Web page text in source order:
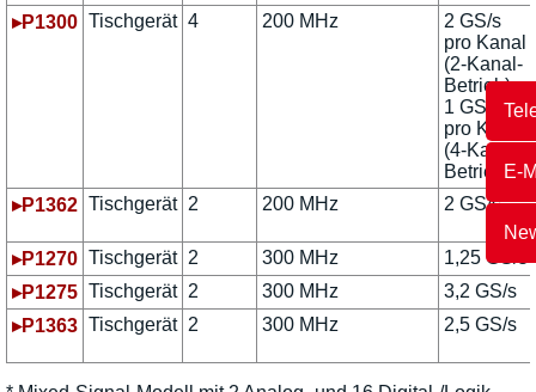
E-
▸P1300 Tischgerät 4 200 MHz
2 GS/s
pro Kanal
(2-Kanal-
Betrieb),
1 GS/s
pro Kanal
(4-Kanal-
Betrieb)
▸P1362 Tischgerät 2 200 MHz 2 GS/s
▸P1270 Tischgerät 2 300 MHz
1,25 GS/s
▸P1275 Tischgerät 2 300 MHz
3,2 GS/s
▸P1363 Tischgerät 2 300 MHz 2,5 GS/s